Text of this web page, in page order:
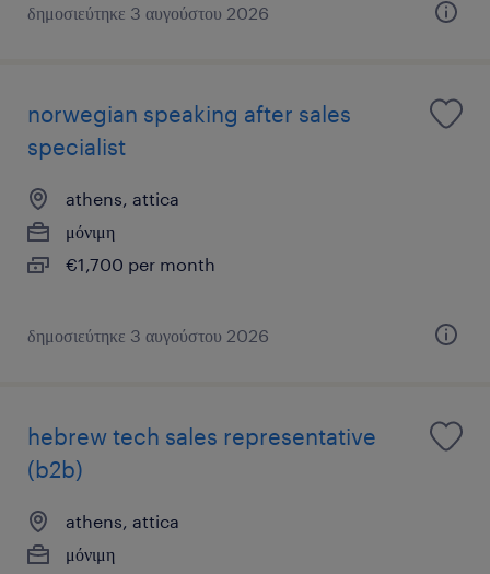
δημοσιεύτηκε 3 αυγούστου 2026
norwegian speaking after sales
specialist
athens, attica
μόνιμη
€1,700 per month
δημοσιεύτηκε 3 αυγούστου 2026
hebrew tech sales representative
(b2b)
athens, attica
μόνιμη